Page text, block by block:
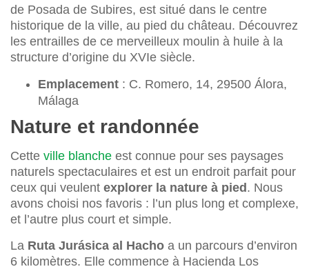
de Posada de Subires, est situé dans le centre
historique de la ville, au pied du château. Découvrez
les entrailles de ce merveilleux moulin à huile à la
structure d’origine du XVIe siècle.
Emplacement : C. Romero, 14, 29500 Álora,
Málaga
Nature et randonnée
Cette ville blanche est connue pour ses paysages
naturels spectaculaires et est un endroit parfait pour
ceux qui veulent explorer la nature à pied. Nous
avons choisi nos favoris : l’un plus long et complexe,
et l’autre plus court et simple.
La Ruta Jurásica al Hacho a un parcours d’environ
6 kilomètres. Elle commence à Hacienda Los